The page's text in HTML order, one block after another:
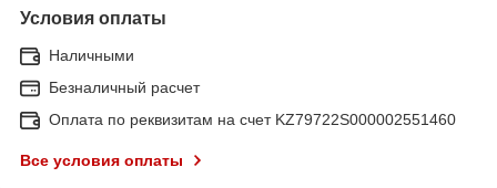
Условия оплаты
Наличными
Безналичный расчет
Оплата по реквизитам на счет KZ79722S000002551460
Все условия оплаты